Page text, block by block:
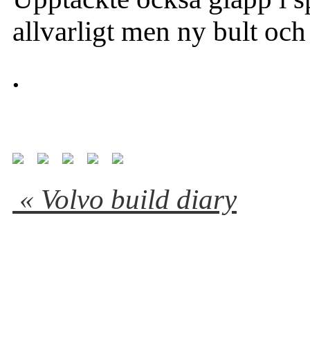
allvarligt men ny bult
.
« Volvo build diary